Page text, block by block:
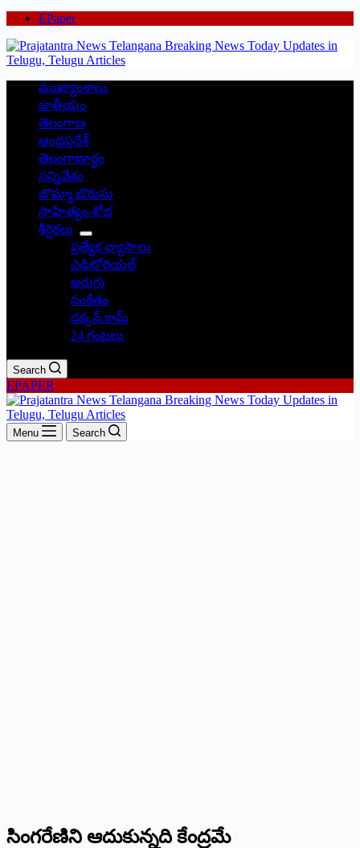
EPaper
ముఖ్యాంశాలు
జాతీయం
తెలంగాణ
ఆంధ్రప్రదేశ్
తెలంగాణార్థం
సన్నివేశం
బొమ్మా బొరుసు
సాహిత్యం-శోభ
శీర్షికలు
ప్రత్యేక వ్యాసాలు
ఎడిటోరియల్
అరుగు
సంకేతం
దక్కన్.కామ్
24 గంటలు
Search
EPAPER
Menu Search
సింగరేణిని ఆదుకున్నది కేంద్రమే